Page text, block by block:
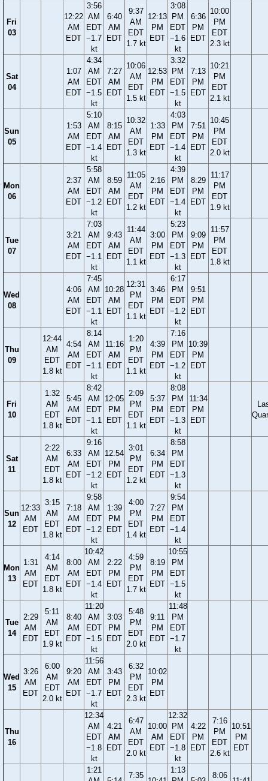
Fri
03
12:22
AM
EDT
3:56
AM
EDT
−1.7
kt
6:40
AM
EDT
9:37
AM
EDT
1.7 kt
12:13
PM
EDT
3:08
PM
EDT
−1.6
kt
6:36
PM
EDT
10:00
PM
EDT
2.3 kt
Sat
04
1:07
AM
EDT
4:34
AM
EDT
−1.5
kt
7:27
AM
EDT
10:06
AM
EDT
1.5 kt
12:53
PM
EDT
3:32
PM
EDT
−1.5
kt
7:13
PM
EDT
10:21
PM
EDT
2.1 kt
Sun
05
1:53
AM
EDT
5:10
AM
EDT
−1.4
kt
8:15
AM
EDT
10:32
AM
EDT
1.3 kt
1:33
PM
EDT
4:03
PM
EDT
−1.4
kt
7:51
PM
EDT
10:45
PM
EDT
2.0 kt
Mon
06
2:37
AM
EDT
5:58
AM
EDT
−1.2
kt
8:59
AM
EDT
11:05
AM
EDT
1.2 kt
2:16
PM
EDT
4:39
PM
EDT
−1.4
kt
8:29
PM
EDT
11:17
PM
EDT
1.9 kt
Tue
07
3:21
AM
EDT
7:03
AM
EDT
−1.1
kt
9:43
AM
EDT
11:44
AM
EDT
1.1 kt
3:00
PM
EDT
5:23
PM
EDT
−1.3
kt
9:09
PM
EDT
11:57
PM
EDT
1.8 kt
Wed
08
4:06
AM
EDT
7:45
AM
EDT
−1.1
kt
10:28
AM
EDT
12:31
PM
EDT
1.1 kt
3:46
PM
EDT
6:17
PM
EDT
−1.2
kt
9:51
PM
EDT
Thu
09
12:44
AM
EDT
1.8 kt
4:54
AM
EDT
8:14
AM
EDT
−1.1
kt
11:16
AM
EDT
1:20
PM
EDT
1.1 kt
4:39
PM
EDT
7:16
PM
EDT
−1.2
kt
10:39
PM
EDT
Fri
10
1:32
AM
EDT
1.8 kt
5:45
AM
EDT
8:42
AM
EDT
−1.1
kt
12:05
PM
EDT
2:09
PM
EDT
1.1 kt
5:37
PM
EDT
8:08
PM
EDT
−1.3
kt
11:34
PM
EDT
Sat
11
2:22
AM
EDT
1.8 kt
6:33
AM
EDT
9:16
AM
EDT
−1.2
kt
12:54
PM
EDT
3:01
PM
EDT
1.2 kt
6:34
PM
EDT
8:58
PM
EDT
−1.3
kt
Sun
12
12:33
AM
EDT
3:15
AM
EDT
1.8 kt
7:18
AM
EDT
9:58
AM
EDT
−1.2
kt
1:39
PM
EDT
4:00
PM
EDT
1.4 kt
7:27
PM
EDT
9:54
PM
EDT
−1.4
kt
Mon
13
1:31
AM
EDT
4:14
AM
EDT
1.8 kt
8:00
AM
EDT
10:42
AM
EDT
−1.4
kt
2:22
PM
EDT
4:59
PM
EDT
1.7 kt
8:19
PM
EDT
10:55
PM
EDT
−1.5
kt
Tue
14
2:29
AM
EDT
5:11
AM
EDT
1.9 kt
8:40
AM
EDT
11:20
AM
EDT
−1.5
kt
3:03
PM
EDT
5:48
PM
EDT
2.0 kt
9:11
PM
EDT
11:48
PM
EDT
−1.7
kt
Wed
15
3:26
AM
EDT
6:00
AM
EDT
2.0 kt
9:20
AM
EDT
11:56
AM
EDT
−1.7
kt
3:43
PM
EDT
6:32
PM
EDT
2.3 kt
10:02
PM
EDT
Thu
16
12:34
AM
EDT
−1.8
kt
4:21
AM
EDT
6:47
AM
EDT
2.0 kt
10:00
AM
EDT
12:32
PM
EDT
−1.8
kt
4:22
PM
EDT
7:16
PM
EDT
2.6 kt
10:51
PM
EDT
1:21
7:35
1:13
8:06